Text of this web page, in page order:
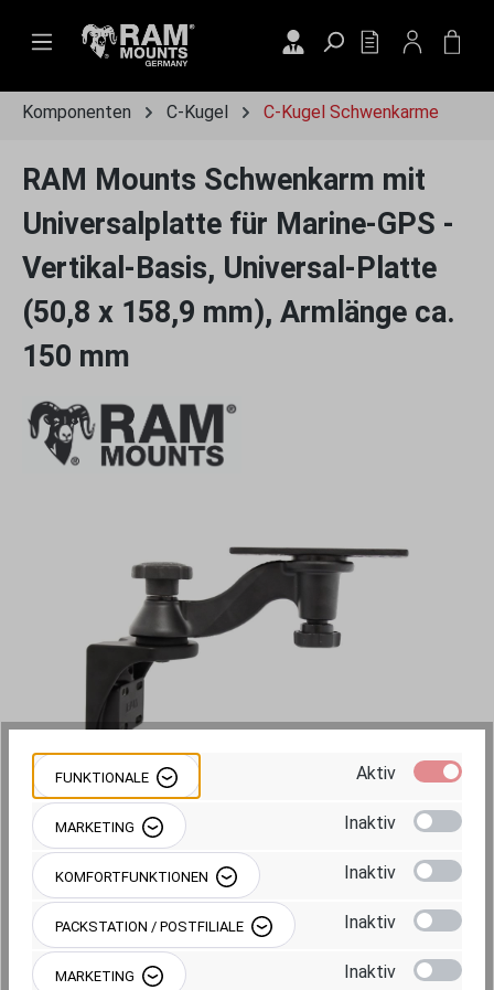
Zum Hauptinhalt springen
DU HAST 0
Komponenten C-Kugel C-Kugel Schwenkarme
RAM Mounts Schwenkarm mit
Universalplatte für Marine-GPS -
Vertikal-Basis, Universal-Platte
(50,8 x 158,9 mm), Armlänge ca.
150 mm
165,95 €
Preise inkl. MwSt. zzgl. Versandkosten
Sofort verfügbar, Lieferzeit: ca. 1-2
Werktage
FUNKTIONALE Aktiv
MARKETING Inaktiv
KOMFORTFUNKTIONEN Inaktiv
PACKSTATION / POSTFILIALE Inaktiv
MARKETING Inaktiv